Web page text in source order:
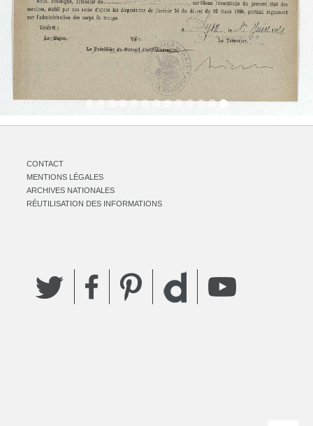
CONTACT
MENTIONS LÉGALES
ARCHIVES NATIONALES
RÉUTILISATION DES INFORMATIONS